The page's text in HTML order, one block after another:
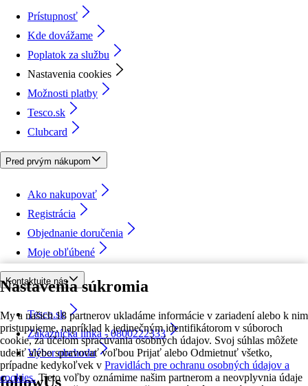
Nastavenia súkromia
My a našich 18 partnerov ukladáme informácie v zariadení alebo k nim
pristupujeme, napríklad k jedinečným identifikátorom v súboroch
cookie, za účelom spracúvania osobných údajov. Svoj súhlas môžete
udeliť alebo spravovať voľbou Prijať alebo Odmietnuť všetko,
prípadne kedykoľvek v Pravidlách pre ochranu osobných údajov a
cookies. Tieto voľby oznámime našim partnerom a neovplyvnia údaje
Prístupnosť
Kde dovážame
Poplatok za službu
Nastavenia cookies
Možnosti platby
Tesco.sk
Clubcard
Pred prvým nákupom
Ako nakupovať
Registrácia
Objednanie doručenia
Moje obľúbené
Kontaktujte nás
Tesco.sk
Zákaznícka linka - 0800222333
Výber obchodu
followUs